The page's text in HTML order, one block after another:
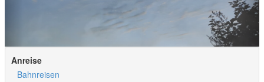
Anreise
Bahnreisen